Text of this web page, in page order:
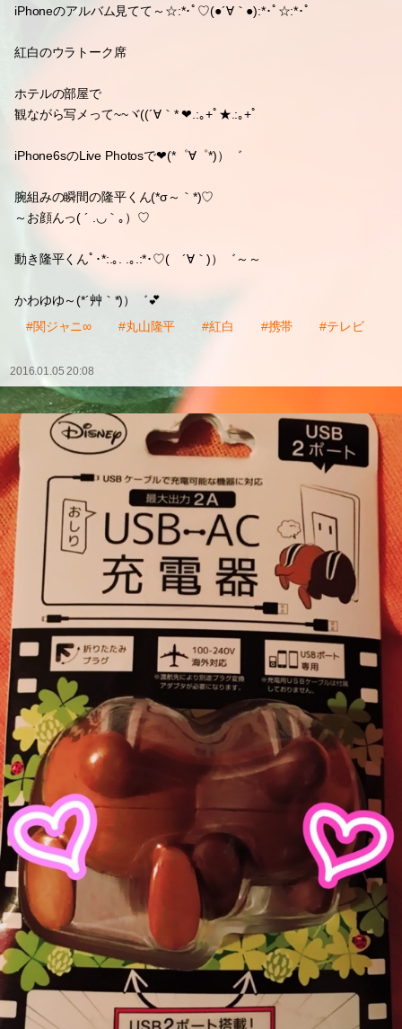
iPhoneのアルバム見てて～☆:*･ﾟ♡(●´∀｀●):*･ﾟ☆:*･ﾟ
紅白のウラトーク席
ホテルの部屋で
観ながら写メって~~ヾ((´∀｀* ❤.:｡+ﾟ★.:｡+ﾟ
iPhone6sのLive Photosで❤(*゜∀゜*)）゛
腕組みの瞬間の隆平くん(*σ～｀*)♡
～お顔んっ( ´ .◡｀｡）♡
動き隆平くんﾟ･*:.｡. .｡.:*･♡( ´∀｀)）゛～～
かわゆゆ～(*´艸｀*)）゛💕
#関ジャニ∞
#丸山隆平 #紅白 #携帯 #テレビ
2016.01.05 20:08